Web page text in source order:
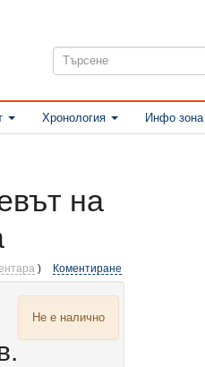
Хронология Инфо зона
на
Коментиране
Не е налично